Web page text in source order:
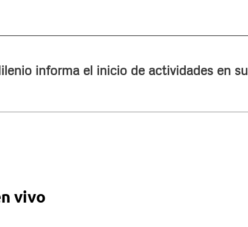
informa el inicio de actividades en su
vivo